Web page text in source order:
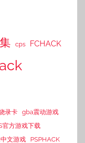
cps FCHACK
录卡 gba震动游戏
官方游戏下载
文游戏 PSPHACK